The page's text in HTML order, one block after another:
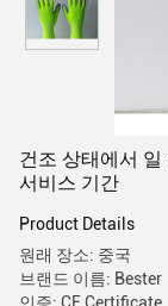
건조 상태에서
서비스 기간
Product Details
원래 장소: 중국
브랜드 이름: Bester